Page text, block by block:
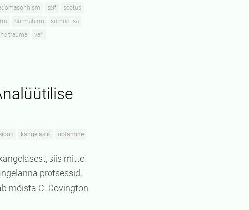
self
seotus
Surmahirm
surnud isa
trauma
vari
kangelaslik ootamine
siis mitte
protsessid,
mõista C. Covington